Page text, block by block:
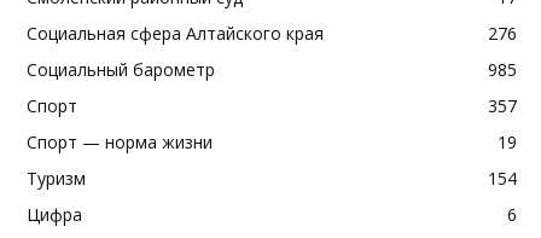
Социальная сфера Алтайского края
276
Социальный барометр
985
Спорт
357
Спорт — норма жизни
19
Туризм
154
Цифра
6